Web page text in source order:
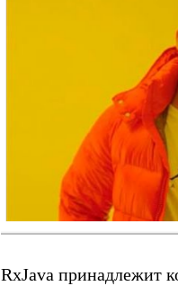
RxJava принадлежит